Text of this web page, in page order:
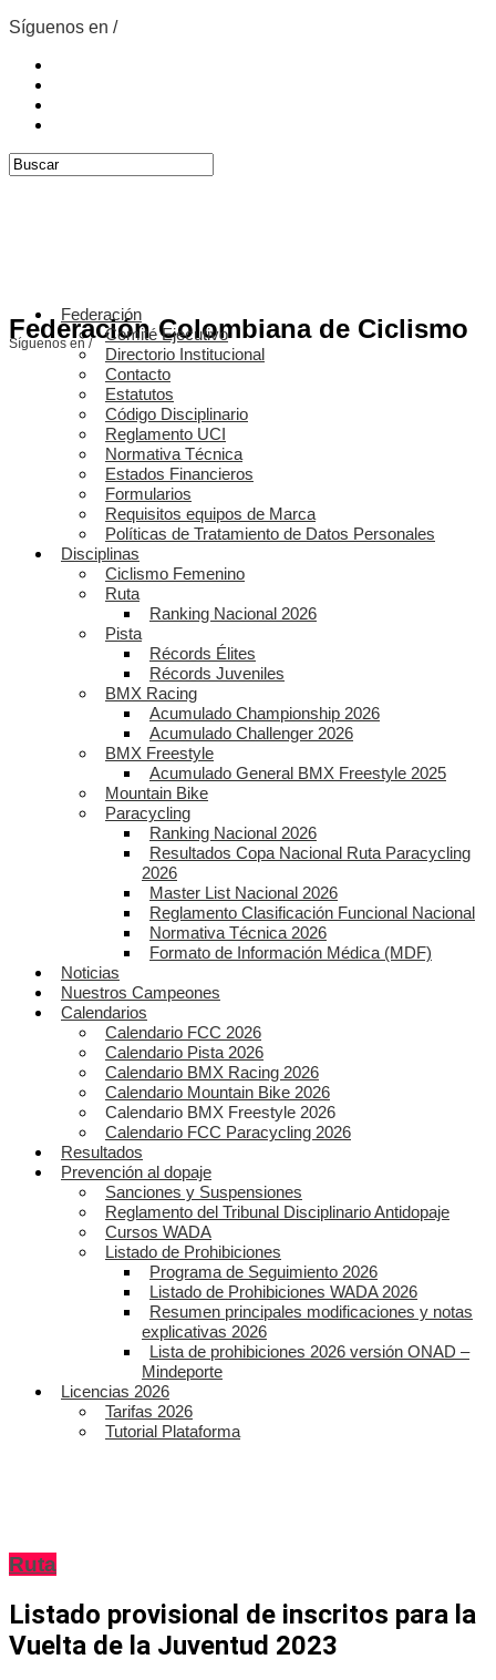
Síguenos en /
Federación Colombiana de Ciclismo
Síguenos en /
Federación
Comité Ejecutivo
Directorio Institucional
Contacto
Estatutos
Código Disciplinario
Reglamento UCI
Normativa Técnica
Estados Financieros
Formularios
Requisitos equipos de Marca
Políticas de Tratamiento de Datos Personales
Disciplinas
Ciclismo Femenino
Ruta
Ranking Nacional 2026
Pista
Récords Élites
Récords Juveniles
BMX Racing
Acumulado Championship 2026
Acumulado Challenger 2026
BMX Freestyle
Acumulado General BMX Freestyle 2025
Mountain Bike
Paracycling
Ranking Nacional 2026
Resultados Copa Nacional Ruta Paracycling
2026
Master List Nacional 2026
Reglamento Clasificación Funcional Nacional
Normativa Técnica 2026
Formato de Información Médica (MDF)
Noticias
Nuestros Campeones
Calendarios
Calendario FCC 2026
Calendario Pista 2026
Calendario BMX Racing 2026
Calendario Mountain Bike 2026
Calendario BMX Freestyle 2026
Calendario FCC Paracycling 2026
Resultados
Prevención al dopaje
Sanciones y Suspensiones
Reglamento del Tribunal Disciplinario Antidopaje
Cursos WADA
Listado de Prohibiciones
Programa de Seguimiento 2026
Listado de Prohibiciones WADA 2026
Resumen principales modificaciones y notas
explicativas 2026
Lista de prohibiciones 2026 versión ONAD –
Mindeporte
Licencias 2026
Tarifas 2026
Tutorial Plataforma
Ruta
Listado provisional de inscritos para la
Vuelta de la Juventud 2023